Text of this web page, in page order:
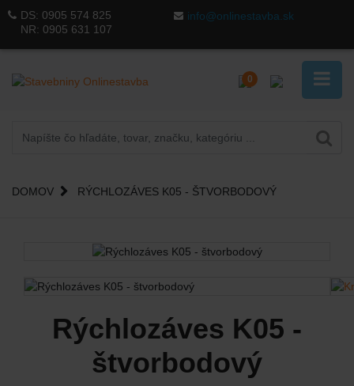
DS: 0905 574 825
NR: 0905 631 107
info@onlinestavba.sk
0
DOMOV RÝCHLOZÁVES K05 - ŠTVORBODOVÝ
Rýchlozáves K05 -
štvorbodový